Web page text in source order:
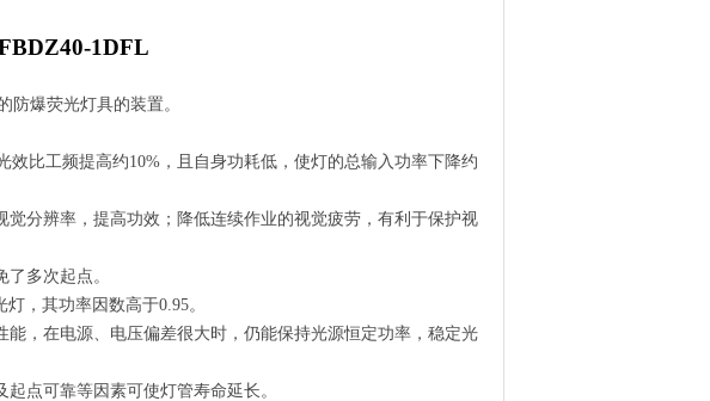
1DFL
防爆荧光灯具的装置。
比工频提高约10%，且自身功耗低，使灯的总输入功率下降约
觉分辨率，提高功效；降低连续作业的视觉疲劳，有利于保护视
了多次起点。
，其功率因数高于0.95。
能，在电源、电压偏差很大时，仍能保持光源恒定功率，稳定光
点可靠等因素可使灯管寿命延长。